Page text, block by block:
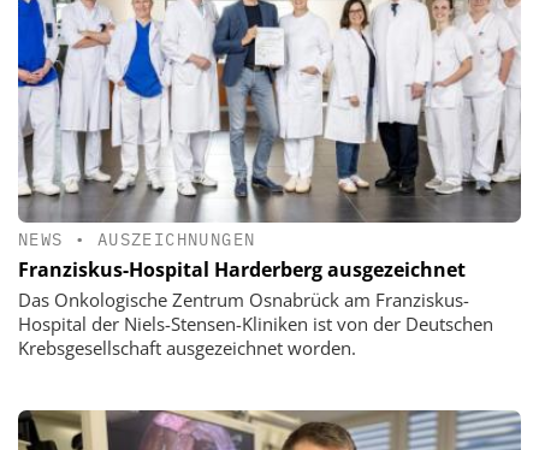
NEWS • AUSZEICHNUNGEN
Franziskus-Hospital Harderberg ausgezeichnet
Das Onkologische Zentrum Osnabrück am Franziskus-
Hospital der Niels-Stensen-Kliniken ist von der Deutschen
Krebsgesellschaft ausgezeichnet worden.